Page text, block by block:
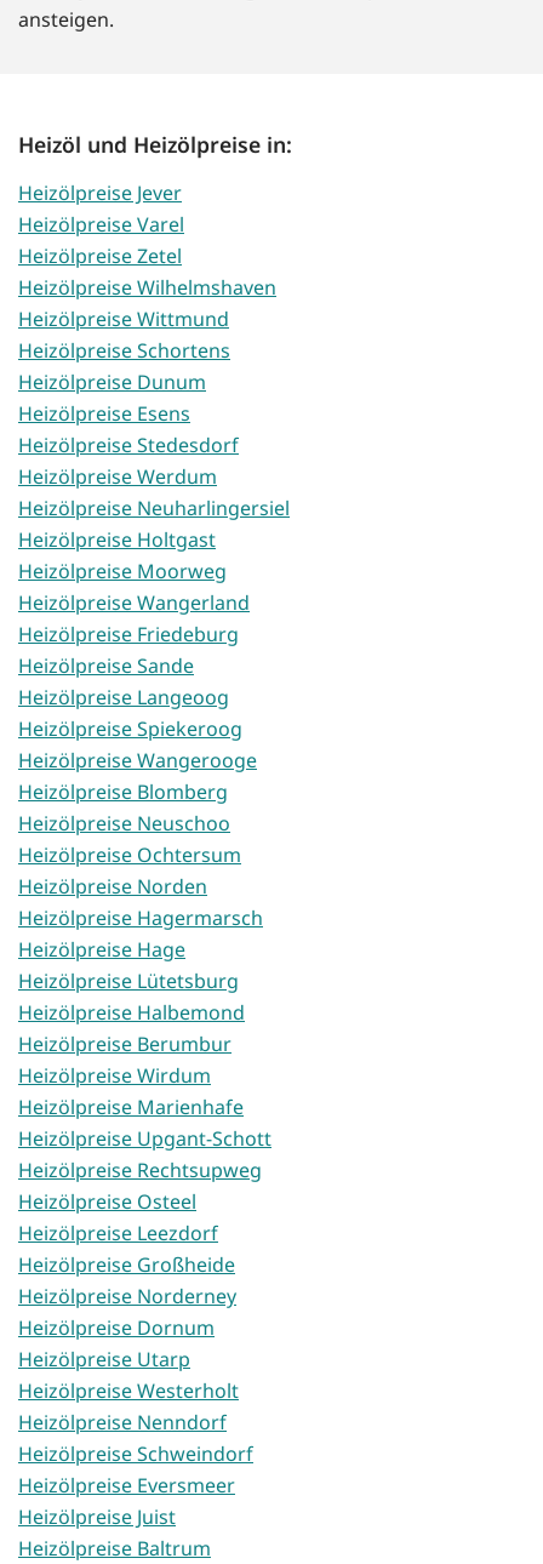
ansteigen.
Heizöl und Heizölpreise in:
Heizölpreise Jever
Heizölpreise Varel
Heizölpreise Zetel
Heizölpreise Wilhelmshaven
Heizölpreise Wittmund
Heizölpreise Schortens
Heizölpreise Dunum
Heizölpreise Esens
Heizölpreise Stedesdorf
Heizölpreise Werdum
Heizölpreise Neuharlingersiel
Heizölpreise Holtgast
Heizölpreise Moorweg
Heizölpreise Wangerland
Heizölpreise Friedeburg
Heizölpreise Sande
Heizölpreise Langeoog
Heizölpreise Spiekeroog
Heizölpreise Wangerooge
Heizölpreise Blomberg
Heizölpreise Neuschoo
Heizölpreise Ochtersum
Heizölpreise Norden
Heizölpreise Hagermarsch
Heizölpreise Hage
Heizölpreise Lütetsburg
Heizölpreise Halbemond
Heizölpreise Berumbur
Heizölpreise Wirdum
Heizölpreise Marienhafe
Heizölpreise Upgant-Schott
Heizölpreise Rechtsupweg
Heizölpreise Osteel
Heizölpreise Leezdorf
Heizölpreise Großheide
Heizölpreise Norderney
Heizölpreise Dornum
Heizölpreise Utarp
Heizölpreise Westerholt
Heizölpreise Nenndorf
Heizölpreise Schweindorf
Heizölpreise Eversmeer
Heizölpreise Juist
Heizölpreise Baltrum